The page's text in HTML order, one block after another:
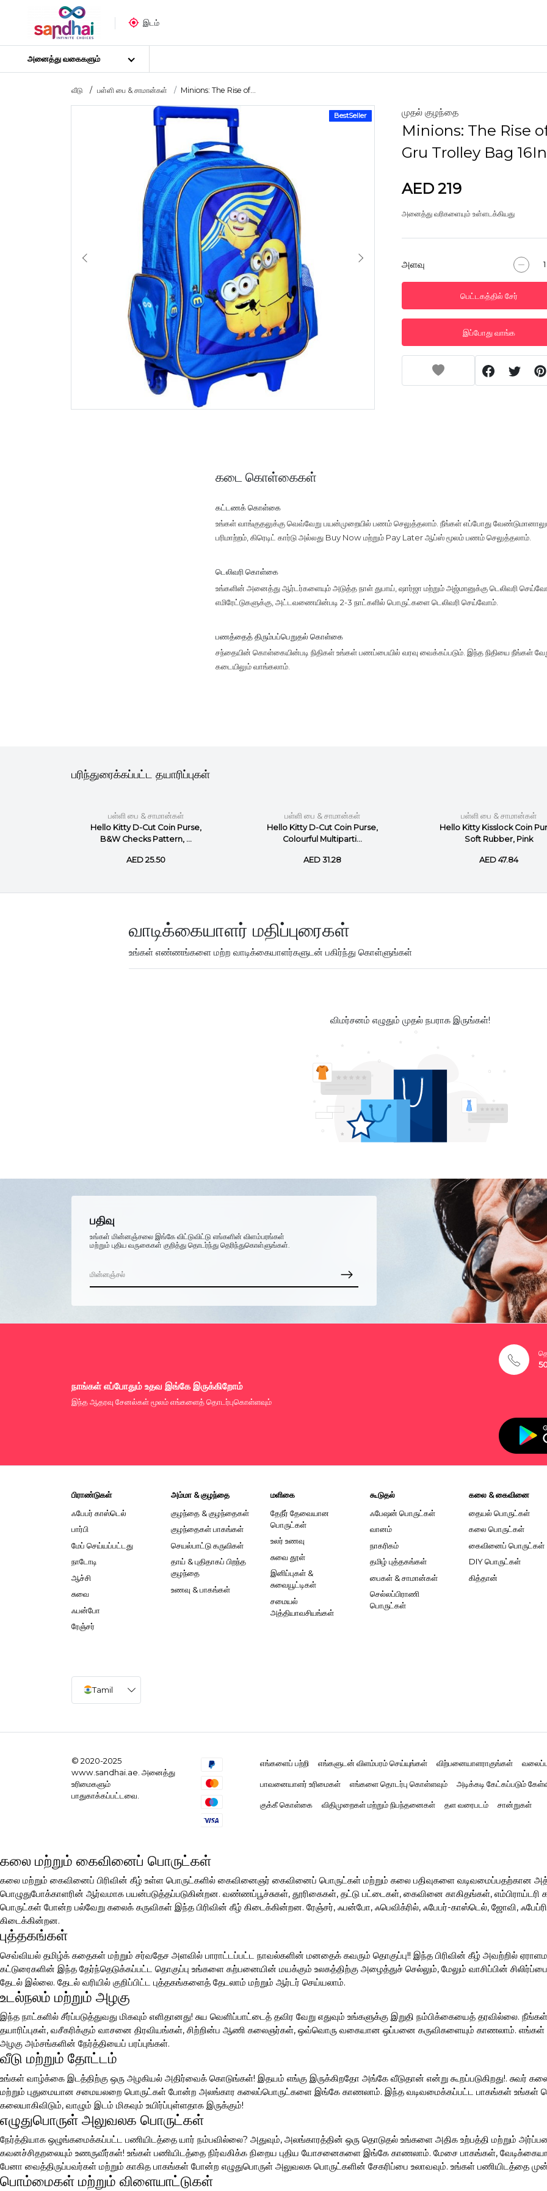
இடம்
அனைத்து வகைகளும்
மிகவும் பிரபலமான
கைவினைப் பொருட்கள்
தையல் பொருட்கள்
கலை பொருட்கள்
DIY பொருட்கள்
கலை & கைவினைக் கருவிகள்
ஸ்டிக்கர் போஸ்டர்
புதிர்
கைவினைப் பொருட்கள்
வீடு பள்ளி பை & சாமான்கள் Minions: The Rise of...
BestSeller முதல் குழந்தை
Minions: The Rise
Gru Trolley Bag
AED 219
அனைத்து வரிகளையும் உள்ளடக்கியது
அளவு
பெட்டகத்தில் சேர்
இப்போது வாங்க
கடை கொள்கைகள்
கட்டணக் கொள்கை
உங்கள் வாங்குதலுக்கு வெவ்வேறு பயன்முறையில் பணம் செலுத்தலாம். நீங்கள் எப்போது
பரிமாற்றம், கிரெடிட் கார்டு அல்லது Buy Now மற்றும் Pay Later ஆப்ஸ் மூலம் பணம் செலுத்தலாம்.
டெலிவரி கொள்கை
உங்களின் அனைத்து ஆர்டர்களையும் அடுத்த நாள் துபாய், ஷார்ஜா மற்றும் அஜ்மானுக்கு டெலிவரி
எமிரேட்டுகளுக்கு, அட்டவணையின்படி 2-3 நாட்களில் பொருட்களை டெலிவரி செய்வோம்.
பணத்தைத் திரும்பப்பெறுதல் கொள்கை
சந்தையின் கொள்கையின்படி நிதிகள் உங்கள் பணப்பையில் வரவு வைக்கப்படும். இந்த நிதியை நீங்கள்
கடையிலும் வாங்கலாம்.
பரிந்துரைக்கப்பட்ட தயாரிப்புகள்
பள்ளி பை & சாமான்கள்
Hello Kitty D-Cut Coin Purse,
B&W Checks Pattern, ...
AED 25.50
பள்ளி பை & சாமான்கள்
Hello Kitty D-Cut Coin Purse,
Colourful Multiparti...
AED 31.28
பள்ளி பை & சாமான்கள்
Hello Kitty Kisslock Coin
Soft Rubber, Pink
AED 47.84
வாடிக்கையாளர் மதிப்புரைகள்
உங்கள் எண்ணங்களை மற்ற வாடிக்கையாளர்களுடன் பகிர்ந்து கொள்ளுங்கள்
விமர்சனம் எழுதும் முதல் நபராக இருங்கள்!
பதிவு
உங்கள் மின்னஞ்சலை இங்கே விட்டுவிட்டு எங்களின் விளம்பரங்கள்
மற்றும் புதிய வருகைகள் குறித்து தொடர்ந்து தெரிந்துகொள்ளுங்கள்.
நாங்கள் எப்போதும் உதவ இங்கே இருக்கிறோம்
இந்த ஆதரவு சேனல்கள் மூலம் எங்களைத் தொடர்புகொள்ளவும்
பிராண்டுகள்
ஃபேபர் காஸ்டெல்
பார்பி
மேப் செய்யப்பட்டது
நாடோடி
ஆச்சி
சுவை
ஃபன்போ
ரேஞ்சர்
அம்மா & குழந்தை
குழந்தை & குழந்தைகள்
குழந்தைகள் பாகங்கள்
செயல்பாட்டு கருவிகள்
தாய் & புதிதாகப் பிறந்த
குழந்தை
உணவு & பாகங்கள்
மளிகை
தேநீர் தேவையான
பொருட்கள்
உலர் உணவு
சுவை தூள்
இனிப்புகள் &
சுவையூட்டிகள்
சமையல்
அத்தியாவசியங்கள்
கூடுதல்
ஃபேஷன் பொருட்கள்
வானம்
நாகரிகம்
தமிழ் புத்தகங்கள்
பைகள் & சாமான்கள்
செல்லப்பிராணி
பொருட்கள்
கலை & கைவினை
தையல் பொருட்கள்
கலை பொருட்கள்
கைவினைப் பொருட்கள்
DIY பொருட்கள்
கித்தான்
Tamil
© 2020-2025
www.sandhai.ae. அனைத்து
உரிமைகளும்
பாதுகாக்கப்பட்டவை.
எங்களைப் பற்றி எங்களுடன் விளம்பரம் செய்யுங்கள் விற்பனையாளராகுங்கள்
பாவனையாளர் உரிமைகள் எங்களை தொடர்பு கொள்ளவும் அடிக்கடி கேட்கப்படும்
குக்கீ கொள்கை விதிமுறைகள் மற்றும் நிபந்தனைகள் தள வரைபடம் சான்றுகள்
கலை மற்றும் கைவினைப் பொருட்கள்
கலை மற்றும் கைவினைப் பிரிவின் கீழ் உள்ள பொருட்களில் கைவினைஞர் கைவினைப் பொருட்கள் மற்றும் கலை பதிவுகளை
பொழுதுபோக்காளரின் ஆர்வமாக பயன்படுத்தப்படுகின்றன. வண்ணப்பூச்சுகள், தூரிகைகள், தட்டு பட்டைகள், கைவினை காகிதங்கள், எம்பிராய்டரி
பொருட்கள் போன்ற பல்வேறு கலைக் கருவிகள் இந்த பிரிவின் கீழ் கிடைக்கின்றன. ரேஞ்சர், ஃபன்போ, ஃபெவிக்ரில், ஃபேபர்-காஸ்டெல், ஜோவி,
கிடைக்கின்றன.
புத்தகங்கள்
செவ்வியல் தமிழ்க் கதைகள் மற்றும் சர்வதேச அளவில் பாராட்டப்பட்ட நாவல்களின் மனதைக் கவரும் தொகுப்பு!! இந்த பிரிவின் கீழ் அவற்றில்
கட்டுரைகளின் இந்த தேர்ந்தெடுக்கப்பட்ட தொகுப்பு உங்களை கற்பனையின் மயக்கும் உலகத்திற்கு அழைத்துச் செல்லும், மேலும் வாசிப்பின்
தேடல் இல்லை. தேடல் வரியில் குறிப்பிட்ட புத்தகங்களைத் தேடலாம் மற்றும் ஆர்டர் செய்யலாம்.
உடல்நலம் மற்றும் அழகு
இந்த நாட்களில் சீர்ப்படுத்துவது மிகவும் எளிதானது! சுய வெளிப்பாட்டைத் தவிர வேறு எதுவும் உங்களுக்கு இறுதி நம்பிக்கையைத் தரவில்லை.
தயாரிப்புகள், வசீகரிக்கும் வாசனை திரவியங்கள், சிற்றின்ப ஆணி கலைஞர்கள், ஒவ்வொரு வகையான ஒப்பனை கருவிகளையும் காணலாம். எங்கள்
அழகு அம்சங்களின் நேர்த்தியைப் பரப்புங்கள்.
வீடு மற்றும் தோட்டம்
உங்கள் வாழ்க்கை இடத்திற்கு ஒரு அழகியல் அதிர்வைக் கொடுங்கள்! இதயம் எங்கு இருக்கிறதோ அங்கே வீடுதான் என்று கூறப்படுகிறது!. சுவர்
மற்றும் புதுமையான சமையலறை பொருட்கள் போன்ற அலங்கார கலைப்பொருட்களை இங்கே காணலாம். இந்த வடிவமைக்கப்பட்ட பாகங்கள் உங்கள்
கலையாகிவிடும், வாழும் இடம் மிகவும் உயிர்ப்புள்ளதாக இருக்கும்!
எழுதுபொருள் அலுவலக பொருட்கள்
நேர்த்தியாக ஒழுங்கமைக்கப்பட்ட பணியிடத்தை யார் நம்பவில்லை? அதுவும், அலங்காரத்தின் ஒரு தொடுதல் உங்களை அதிக உற்பத்தி மற்றும்
கவனச்சிதறலையும் உணருவீர்கள்! உங்கள் பணியிடத்தை நிர்வகிக்க நிறைய புதிய யோசனைகளை இங்கே காணலாம். மேசை பாகங்கள்,
பேனா வைத்திருப்பவர்கள் மற்றும் காகித பாகங்கள் போன்ற எழுதுபொருள் அலுவலக பொருட்களின் சேகரிப்பை உலாவவும். உங்கள் பணியிடத்தை
பொம்மைகள் மற்றும் விளையாட்டுகள்